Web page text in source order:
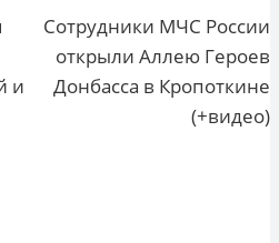
и
Сотрудники МЧС России
открыли Аллею Героев
Донбасса в Кропоткине
(+видео)